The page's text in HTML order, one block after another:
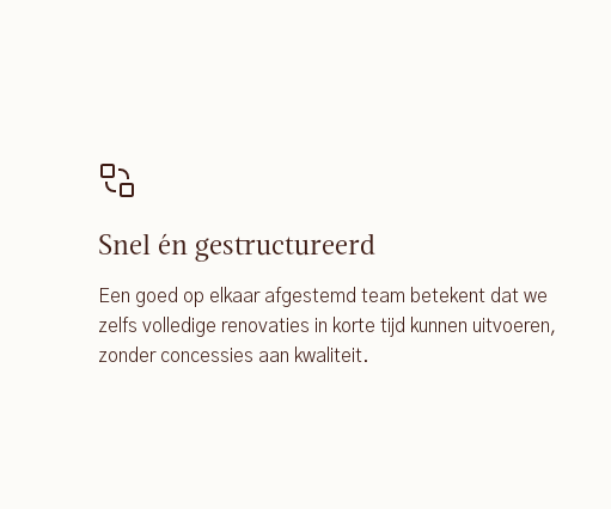
Snel én gestructureerd
Een goed op elkaar afgestemd team betekent dat we
zelfs volledige renovaties in korte tijd kunnen uitvoeren,
zonder concessies aan kwaliteit.